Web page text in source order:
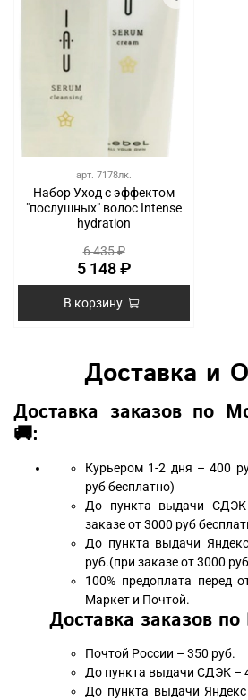
арт. 7178лк.
Набор Уход с эффектом
"послушных" волос Intense
hydration
6 435 ₽
5 148 ₽
В корзину
Доставка и
Доставка заказов по
🚚:
Курьером 1-2 дня – 400
руб бесплатно)
До пункта выдачи
заказе от 3000 руб
До пункта выдачи
руб.(при заказе от 3000
100% предоплата перед
Маркет и Почтой.
Доставка заказов
Почтой России – 350 руб.
До пункта выдачи СДЭК –
До пункта выдачи